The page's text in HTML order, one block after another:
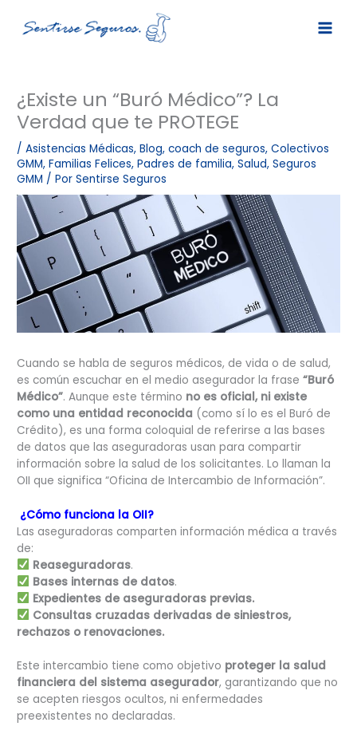
¿Existe un “Buró Médico”? La
Verdad que te PROTEGE
/Asistencias Médicas,Blog,coach de seguros,Colectivos
GMM,Familias Felices,Padres de familia,Salud,Seguros
GMM / PorSentirse Seguros
Cuando se habla de seguros médicos, de vida o de salud,
es común escuchar en el medio asegurador la frase“Buró
Médico”. Aunque este término no es oficial, ni existe
como una entidad reconocida (como sí lo es el Buró de
Crédito), es una forma coloquial de referirse a las bases
de datos que las aseguradoras usan para compartir
información sobre la salud de los solicitantes. Lo llaman la
OII que significa “Oficina de Intercambio de Información”.
¿Cómo funciona la OII?
Las aseguradoras comparten información médica a través
de:
Reaseguradoras.
Bases internas de datos.
Expedientes de aseguradoras previas.
Consultas cruzadas derivadas de siniestros,
rechazos o renovaciones.
Este intercambio tiene como objetivo proteger la salud
financiera del sistema asegurador, garantizando que no
se acepten riesgos ocultos, ni enfermedades
preexistentes no declaradas.